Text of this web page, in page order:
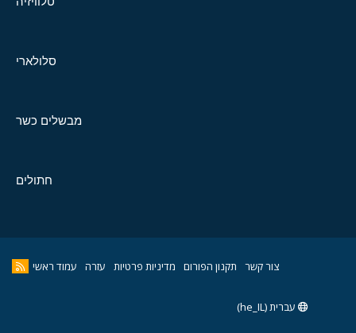
סלולארי
מבשלים כשר
חתולים
צור קשר תקנון הפורום מדיניות פרטיות עזרה עמוד ראשי
עברית (he_IL)